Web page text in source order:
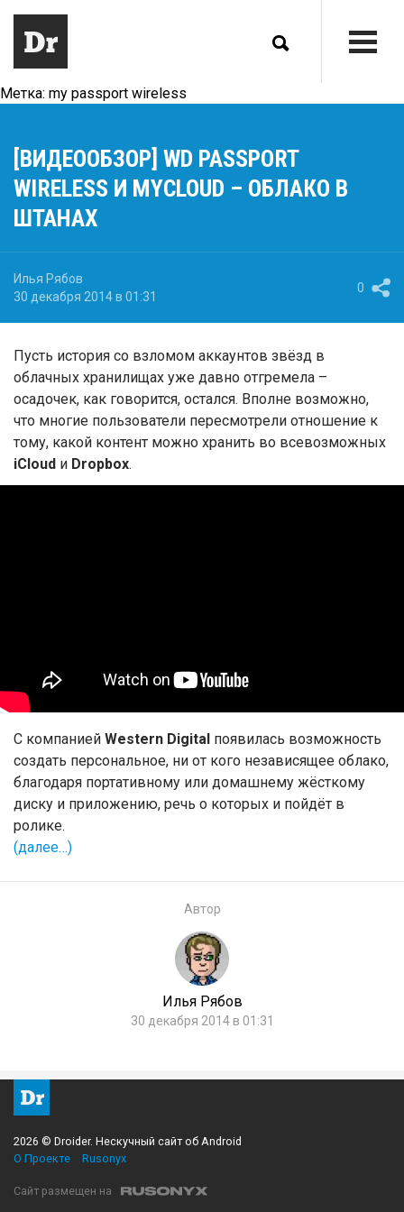
Метка: my passport wireless
[ВИДЕООБЗОР] WD PASSPORT
WIRELESS И MYCLOUD – ОБЛАКО В
ШТАНАХ
Илья Рябов
30 декабря 2014 в 01:31
0
Пусть история со взломом аккаунтов звёзд в
облачных хранилищах уже давно отгремела –
осадочек, как говорится, остался. Вполне возможно,
что многие пользователи пересмотрели отношение к
тому, какой контент можно хранить во всевозможных
iCloud и Dropbox.
С компанией Western Digital появилась возможность
создать персональное, ни от кого независящее облако,
благодаря портативному или домашнему жёсткому
диску и приложению, речь о которых и пойдёт в
ролике.
(далее…)
Автор
Илья Рябов
30 декабря 2014 в 01:31
2026 © Droider. Нескучный сайт об Android
О Проекте
Rusonyx
Сайт размещен на